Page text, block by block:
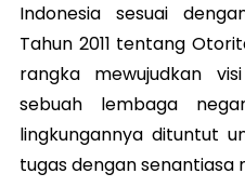
Indonesia sesuai
Tahun 2011 tentang
rangka mewujudkan
sebuah lembaga
lingkungannya dituntut
tugas dengan senantiasa